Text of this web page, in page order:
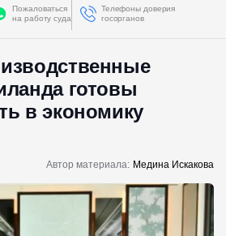
Пожаловаться
на работу суда
Телефоны доверия
госорганов
готовы
в экономику
Автор материала: Медина Искакова